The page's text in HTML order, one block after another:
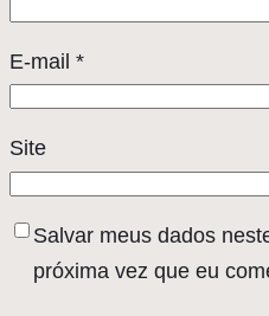
E-mail *
Site
Salvar meus dados
próxima vez que eu